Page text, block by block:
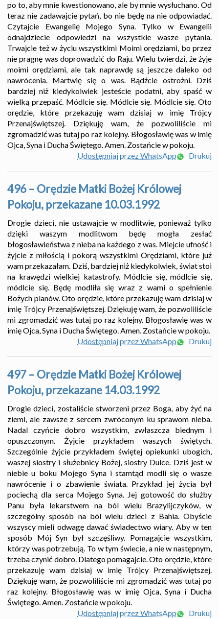
po to, aby mnie kwestionowano, ale by mnie wysłuchano. Od
teraz nie zadawajcie pytań, bo nie będę na nie odpowiadać.
Czytajcie Ewangelię Mojego Syna. Tylko w Ewangelii
odnajdziecie odpowiedzi na wszystkie wasze pytania.
Trwajcie też w życiu wszystkimi Moimi orędziami, bo przez
nie pragnę was doprowadzić do Raju. Wielu twierdzi, że żyje
moimi orędziami, ale tak naprawdę są jeszcze daleko od
nawrócenia. Martwię się o was. Bądźcie ostrożni. Dziś
bardziej niż kiedykolwiek jesteście podatni, aby spaść w
wielką przepaść. Módlcie się. Módlcie się. Módlcie się. Oto
orędzie, które przekazuję wam dzisiaj w imię Trójcy
Przenajświętszej. Dziękuję wam, że pozwoliliście mi
zgromadzić was tutaj po raz kolejny. Błogosławię was w imię
Ojca, Syna i Ducha Świętego. Amen. Zostańcie w pokoju.
Udostępniaj przez WhatsApp
Drukuj
496 – Orędzie Matki Bożej Królowej
Pokoju, przekazane 10.03.1992
Drogie dzieci, nie ustawajcie w modlitwie, ponieważ tylko
dzięki waszym modlitwom będę mogła zesłać
błogosławieństwa z nieba na każdego z was. Miejcie ufność i
żyjcie z miłością i pokorą wszystkimi Orędziami, które już
wam przekazałam. Dziś, bardziej niż kiedykolwiek, świat stoi
na krawędzi wielkiej katastrofy. Módlcie się, módlcie się,
módlcie się. Będę modliła się wraz z wami o spełnienie
Bożych planów. Oto orędzie, które przekazuję wam dzisiaj w
imię Trójcy Przenajświętszej. Dziękuję wam, że pozwoliliście
mi zgromadzić was tutaj po raz kolejny. Błogosławię was w
imię Ojca, Syna i Ducha Świętego. Amen. Zostańcie w pokoju.
Udostępniaj przez WhatsApp
Drukuj
497 – Orędzie Matki Bożej Królowej
Pokoju, przekazane 14.03.1992
Drogie dzieci, zostaliście stworzeni przez Boga, aby żyć na
ziemi, ale zawsze z sercem zwróconym ku sprawom nieba.
Nadal czyńcie dobro wszystkim, zwłaszcza biednym i
opuszczonym. Żyjcie przykładem waszych świętych.
Szczególnie żyjcie przykładem świętej opiekunki ubogich,
waszej siostry i służebnicy Bożej, siostry Dulce. Dziś jest w
niebie u boku Mojego Syna i stamtąd modli się o wasze
nawrócenie i o zbawienie świata. Przykład jej życia był
pociechą dla serca Mojego Syna. Jej gotowość do służby
Panu była lekarstwem na ból wielu Brazylijczyków, w
szczególny sposób na ból wielu dzieci z Bahia. Obyście
wszyscy mieli odwagę dawać świadectwo wiary. Aby w ten
sposób Mój Syn był szczęśliwy. Pomagajcie wszystkim,
którzy was potrzebują. To w tym świecie, a nie w następnym,
trzeba czynić dobro. Dlatego pomagajcie. Oto orędzie, które
przekazuję wam dzisiaj w imię Trójcy Przenajświętszej.
Dziękuję wam, że pozwoliliście mi zgromadzić was tutaj po
raz kolejny. Błogosławię was w imię Ojca, Syna i Ducha
Świętego. Amen. Zostańcie w pokoju.
Udostępniaj przez WhatsApp
Drukuj